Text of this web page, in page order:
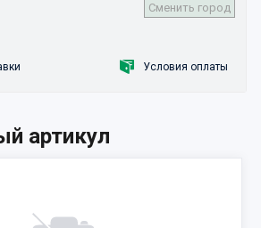
Сменить город
Условия оплаты
артикул